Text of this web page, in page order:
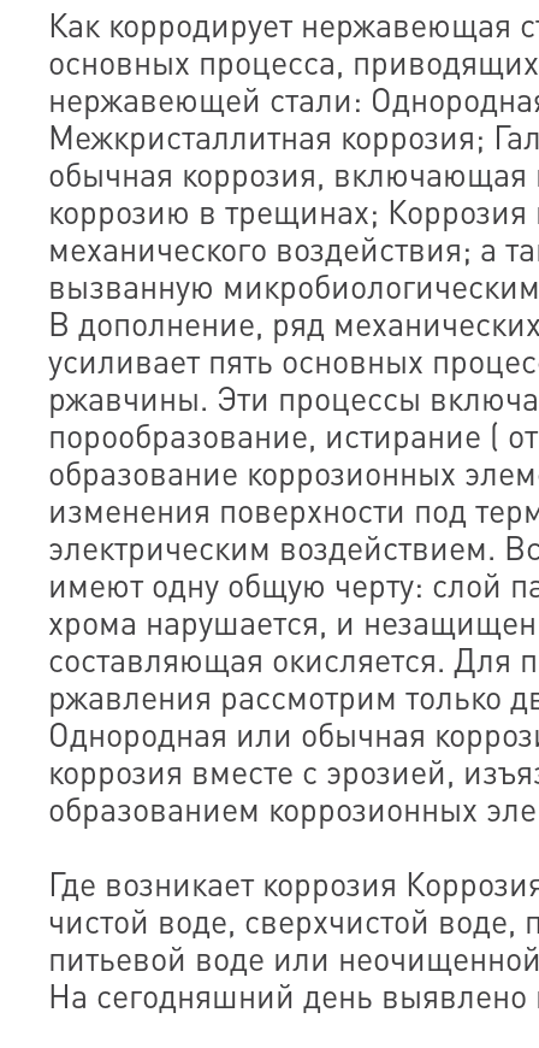
Как корродирует нержавеющая
основных процесса,
нержавеющей стали:
Межкристаллитная коррозия;
обычная коррозия, включающая
коррозию в трещинах; Коррозия
механического воздействия; а
вызванную
В дополнение, ряд
усиливает пять основных
ржавчины. Эти процессы
порообразование, истирание (
образование коррозионных
изменения поверхности под
электрическим воздействием.
имеют одну общую черту: слой
хрома нарушается, и
составляющая окисляется. Для
ржавления рассмотрим только
Однородная или обычная
коррозия вместе с эрозией,
образованием коррозионных
Где возникает коррозия
чистой воде, сверхчистой
питьевой воде или
На сегодняшний день выявлено